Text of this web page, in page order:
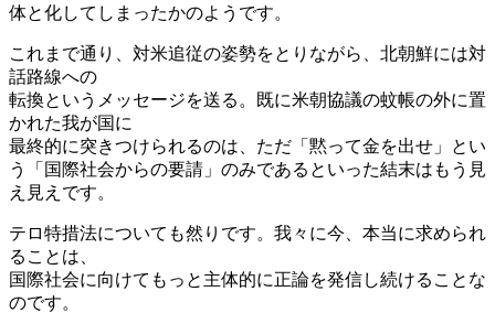
体と化してしまったかのようです。
これまで通り、対米追従の姿勢をとりながら、北朝鮮には対
話路線への
転換というメッセージを送る。既に米朝協議の蚊帳の外に置
かれた我が国に
最終的に突きつけられるのは、ただ「黙って金を出せ」とい
う「国際社会からの要請」のみであるといった結末はもう見
え見えです。
テロ特措法についても然りです。我々に今、本当に求められ
ることは、
国際社会に向けてもっと主体的に正論を発信し続けることな
のです。